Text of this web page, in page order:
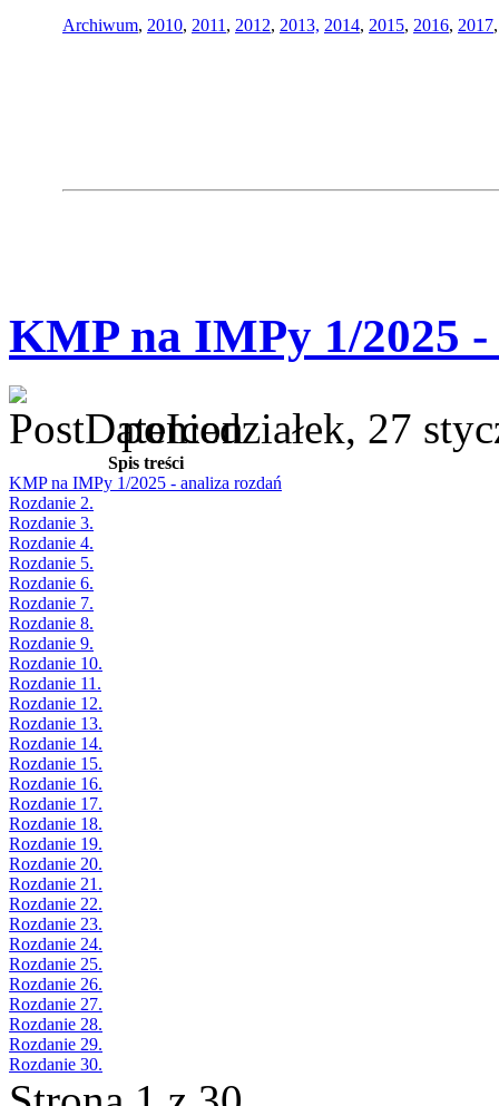
Archiwum, 2010, 2011 , 2012, 2013, 2014, 2015, 2016, 2017
KMP na IMPy 1/2025
poniedziałek, 27
Spis treści
KMP na IMPy 1/2025 - analiza rozdań
Rozdanie 2.
Rozdanie 3.
Rozdanie 4.
Rozdanie 5.
Rozdanie 6.
Rozdanie 7.
Rozdanie 8.
Rozdanie 9.
Rozdanie 10.
Rozdanie 11.
Rozdanie 12.
Rozdanie 13.
Rozdanie 14.
Rozdanie 15.
Rozdanie 16.
Rozdanie 17.
Rozdanie 18.
Rozdanie 19.
Rozdanie 20.
Rozdanie 21.
Rozdanie 22.
Rozdanie 23.
Rozdanie 24.
Rozdanie 25.
Rozdanie 26.
Rozdanie 27.
Rozdanie 28.
Rozdanie 29.
Rozdanie 30.